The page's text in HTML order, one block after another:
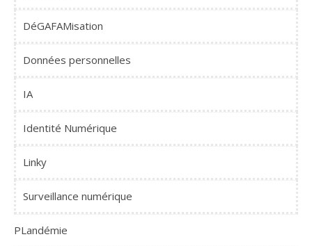
DéGAFAMisation
Données personnelles
IA
Identité Numérique
Linky
Surveillance numérique
PLandémie